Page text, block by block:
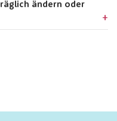
ändern oder